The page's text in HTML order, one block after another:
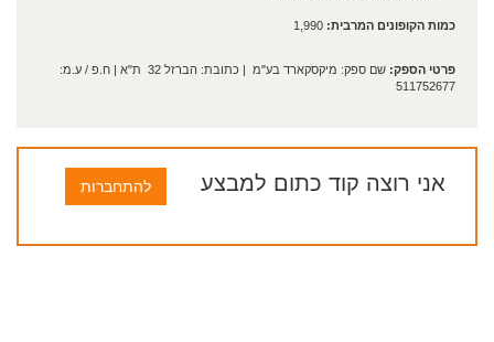
כמות הקופונים המרבית:
פרטי הספק:
שם ספק: מיקסקארד בע"מ | כתובת: הברזל 32 ת"א | ח.פ / ע.מ:
511752677
אני רוצה קוד כתום למבצע להתחברות